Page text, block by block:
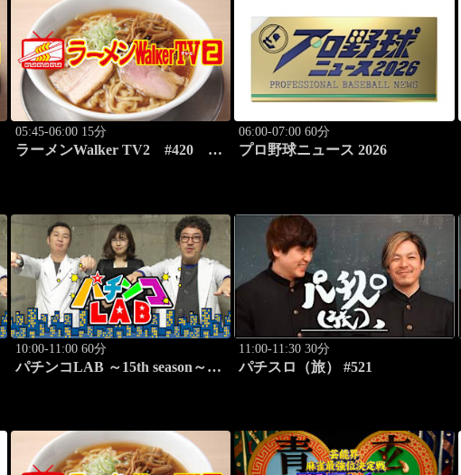
05:45-06:00 15分
ラーメンWalker TV2 #420 い
06:00-07:00 60分
プロ野球ニュース 2026
10:00-11:00 60分
パチンコLAB ～15th season～
11:00-11:30 30分
パチスロ（旅） #521